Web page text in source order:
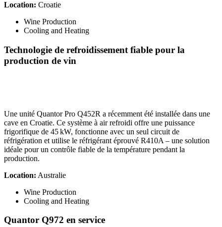
Location: Croatie
Wine Production
Cooling and Heating
Technologie de refroidissement fiable pour la
production de vin
Une unité Quantor Pro Q452R a récemment été installée dans une
cave en Croatie. Ce système à air refroidi offre une puissance
frigorifique de 45 kW, fonctionne avec un seul circuit de
réfrigération et utilise le réfrigérant éprouvé R410A – une solution
idéale pour un contrôle fiable de la température pendant la
production.
Location: Australie
Wine Production
Cooling and Heating
Quantor Q972 en service